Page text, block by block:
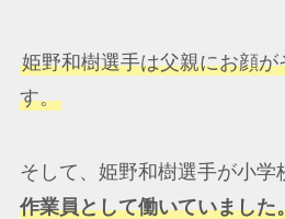
姫野和樹選手は父親にお顔
す。
そして、姫野和樹選手が小学
作業員として働いていました